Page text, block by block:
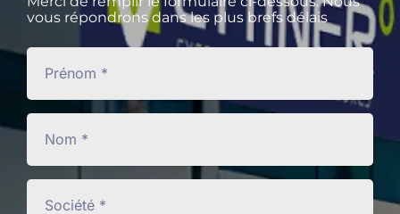
vous répondrons dans les plus brefs délais